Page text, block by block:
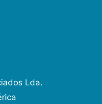
Lda.